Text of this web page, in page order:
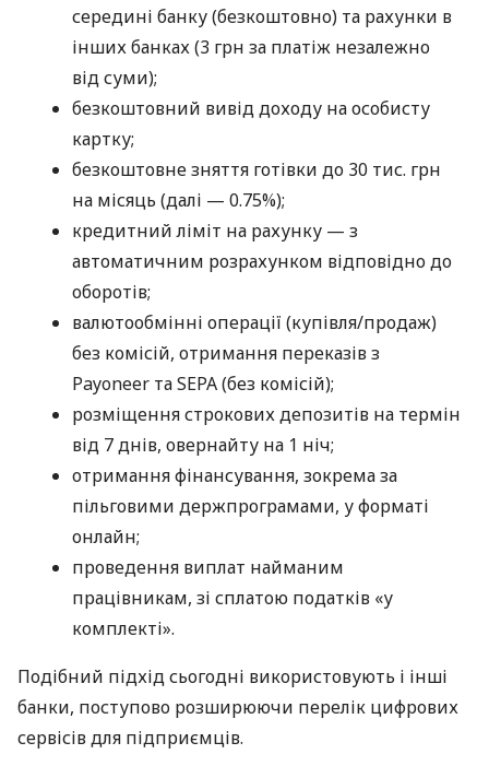
середині банку (безкоштовно) та рахунки в
інших банках (3 грн за платіж незалежно
від суми);
безкоштовний вивід доходу на особисту
картку;
безкоштовне зняття готівки до 30 тис. грн
на місяць (далі — 0.75%);
кредитний ліміт на рахунку — з
автоматичним розрахунком відповідно до
оборотів;
валютообмінні операції (купівля/продаж)
без комісій, отримання переказів з
Payoneer та SEPA (без комісій);
розміщення строкових депозитів на термін
від 7 днів, овернайту на 1 ніч;
отримання фінансування, зокрема за
пільговими держпрограмами, у форматі
онлайн;
проведення виплат найманим
працівникам, зі сплатою податків «у
комплекті».
Подібний підхід сьогодні використовують і інші
банки, поступово розширюючи перелік цифрових
сервісів для підприємців.